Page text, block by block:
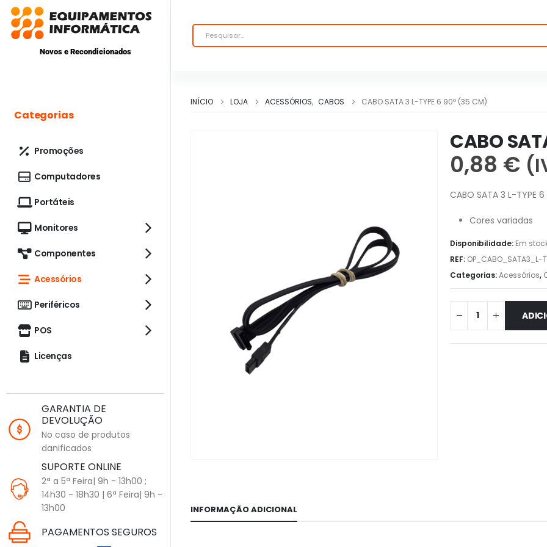
Novos e Recondicionados
INÍCIO LOJA ACESSÓRIOS, CABOS CABO SATA 3 L-TYPE 6 90º (35 CM)
CABO
0,88 €
CABO SATA 3 L-TYPE
Cores variadas
Disponibilidade: Em
REF: OP_CABO_SATA3_L-
Categorias:Acessórios,
INFORMAÇÃO ADICIONAL
Categorias
Promoções
Computadores
Portáteis
Monitores
Componentes
Acessórios
Periféricos
POS
Licenças
GARANTIA DE
DEVOLUÇÃO
No caso de produtos
danificados
SUPORTE ONLINE
2ª a 5ª Feira| 9h - 13h00 ;
14h30 - 18h30 | 6ª Feira| 9h -
13h00
PAGAMENTOS SEGUROS